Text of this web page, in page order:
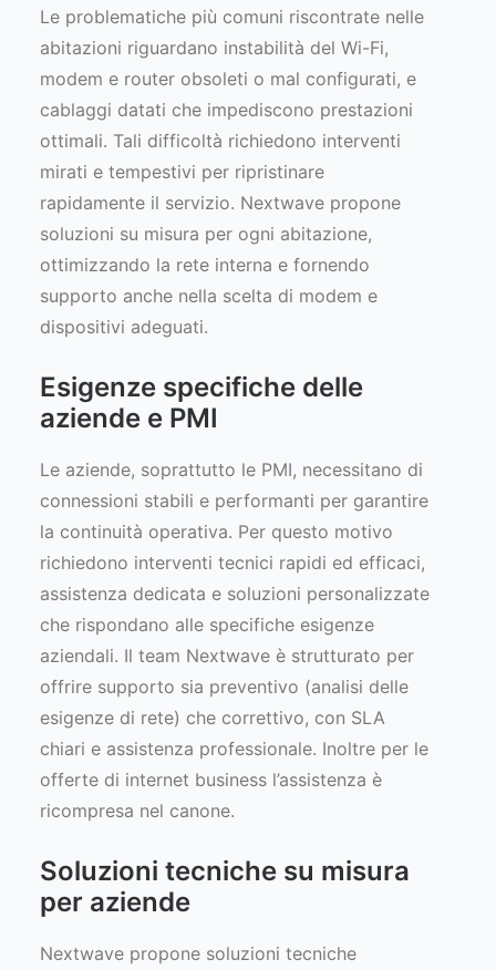
Le problematiche più comuni riscontrate nelle
abitazioni riguardano instabilità del Wi-Fi,
modem e router obsoleti o mal configurati, e
cablaggi datati che impediscono prestazioni
ottimali. Tali difficoltà richiedono interventi
mirati e tempestivi per ripristinare
rapidamente il servizio. Nextwave propone
soluzioni su misura per ogni abitazione,
ottimizzando la rete interna e fornendo
supporto anche nella scelta di modem e
dispositivi adeguati.
Esigenze specifiche delle
aziende e PMI
Le aziende, soprattutto le PMI, necessitano di
connessioni stabili e performanti per garantire
la continuità operativa. Per questo motivo
richiedono interventi tecnici rapidi ed efficaci,
assistenza dedicata e soluzioni personalizzate
che rispondano alle specifiche esigenze
aziendali. Il team Nextwave è strutturato per
offrire supporto sia preventivo (analisi delle
esigenze di rete) che correttivo, con SLA
chiari e assistenza professionale. Inoltre per le
offerte di internet business l’assistenza è
ricompresa nel canone.
Soluzioni tecniche su misura
per aziende
Nextwave propone soluzioni tecniche